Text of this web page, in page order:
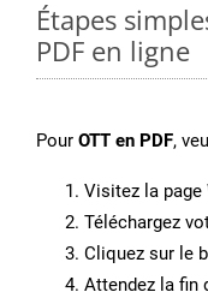
Étapes
PDF en ligne
Pour OTT en PDF,
Visitez la page
Téléchargez
Cliquez sur le
Attendez la fin